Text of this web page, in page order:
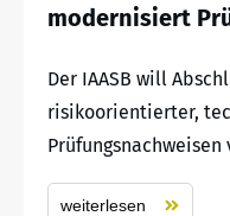
modernisiert
Der IAASB will
risikoorientierter,
weiterlesen